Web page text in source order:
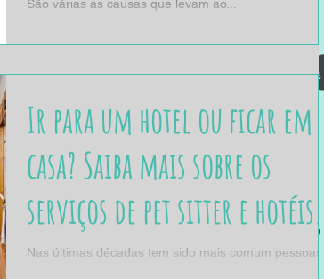
São várias as causas que levam ao...
Ir para um hotel ou ficar em
casa? Saiba mais sobre os
serviços de pet sitter e hotéis
para gatos.
Nas últimas décadas tem sido mais comum pessoas